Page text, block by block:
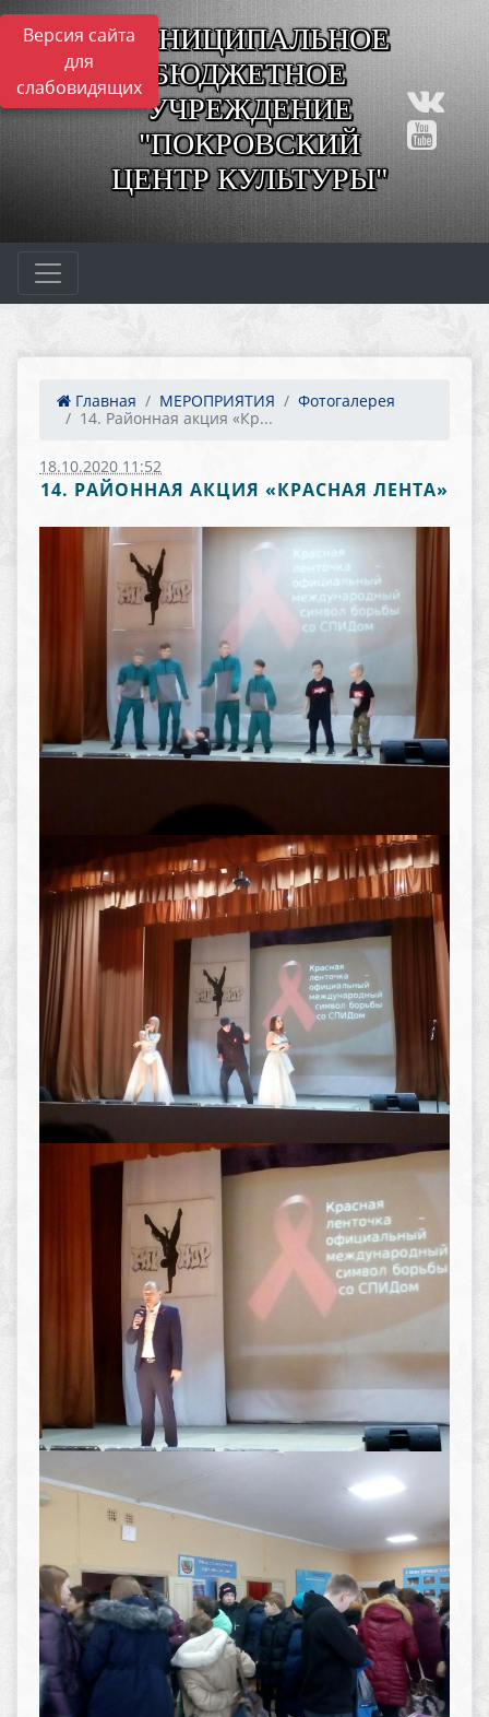
Версия сайта
для
слабовидящих
МУНИЦИПАЛЬНОЕ
БЮДЖЕТНОЕ
УЧРЕЖДЕНИЕ
"ПОКРОВСКИЙ
ЦЕНТР КУЛЬТУРЫ"
Главная МЕРОПРИЯТИЯ
Фотогалерея
14. Районная акция «Кр...
18.10.2020 11:52
14. РАЙОННАЯ АКЦИЯ «КРАСНАЯ ЛЕНТА»